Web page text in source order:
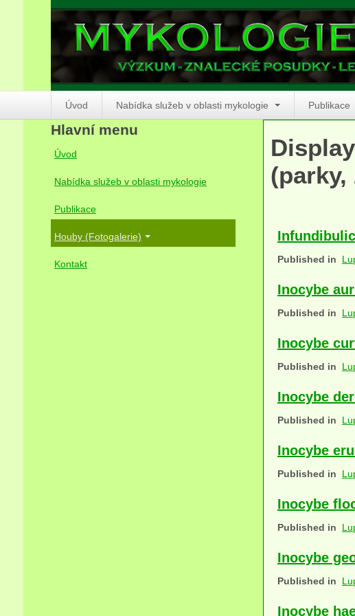
Úvod Nabídka služeb v oblasti mykologie Publikace
(parky,
Published in
Inocybe
Published in
Inocybe
Published in
Inocybe
Published in
Inocybe
Published in
Inocybe
Published in
Inocybe
Published in
Inocybe
Hlavní menu
Úvod
Nabídka služeb v oblasti mykologie
Publikace
Houby (Fotogalerie)
Kontakt